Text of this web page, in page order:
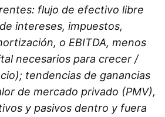
flujo de efectivo libre
intereses, impuestos,
o EBITDA, menos
necesarios para crecer /
tendencias de ganancias
de mercado privado (PMV),
y pasivos dentro y fuera